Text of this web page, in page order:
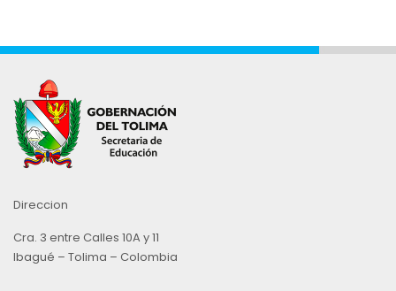
Direccion
Cra. 3 entre Calles 10A y 11
Ibagué – Tolima – Colombia